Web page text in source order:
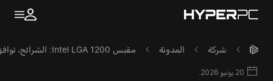
شركة المدونة مقبس Intel LGA 1200: الشرائح، توافق المعالجات، وجدوى الشراء